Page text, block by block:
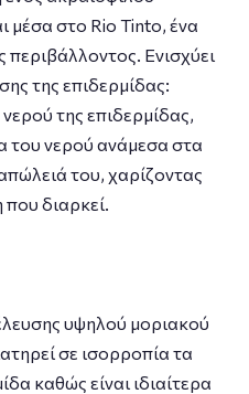
μέσα στο Rio Tinto, ένα
Ενισχύει
της επιδερμίδας:
της επιδερμίδας,
του νερού ανάμεσα στα
του, χαρίζοντας
διαρκεί.
υψηλού μοριακού
σε ισορροπία τα
καθώς είναι ιδιαίτερα